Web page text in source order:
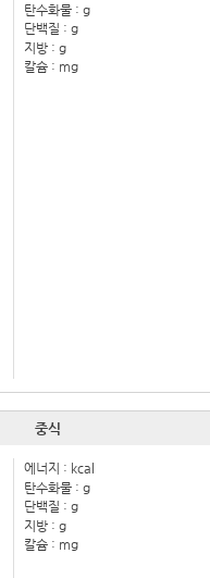
탄수화물 :g
단백질 :g
지방 :g
칼슘 : mg
중식
에너지 : kcal
탄수화물 :g
단백질 :g
지방 :g
칼슘 : mg